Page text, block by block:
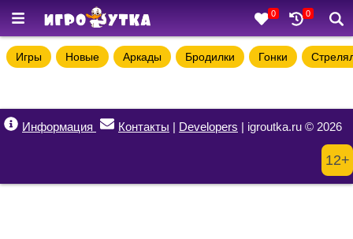
0 0
Игры Новые Аркады Бродилки Гонки
Информация Контакты | Developers | igroutka.ru © 2026
12+